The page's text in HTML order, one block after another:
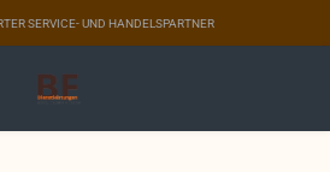
SERVICE- UND HANDELSPARTNER